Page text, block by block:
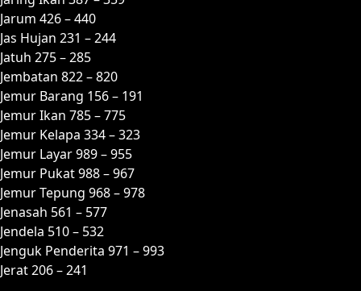
Jarum 426 – 440
Jas Hujan 231 – 244
Jatuh 275 – 285
Jembatan 822 – 820
Jemur Barang 156 – 191
Jemur Ikan 785 – 775
Jemur Kelapa 334 – 323
Jemur Layar 989 – 955
Jemur Pukat 988 – 967
Jemur Tepung 968 – 978
Jenasah 561 – 577
Jendela 510 – 532
Jenguk Penderita 971 – 993
Jerat 206 – 241